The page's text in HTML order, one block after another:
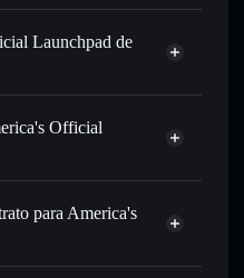
cartera de Solflare
precio disponible
las operaciones en
en dólares en AOL a lo
AOL sin vincular
el agregador de privacidad
Launchpad de
agregador de
Official
America's Official
para America's
America's